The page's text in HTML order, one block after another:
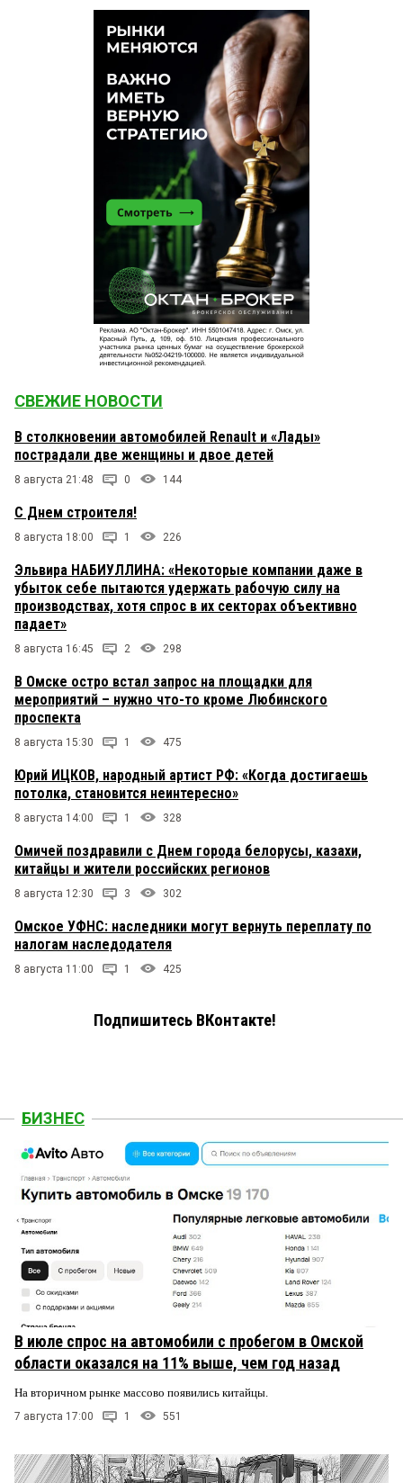
СВЕЖИЕ НОВОСТИ
В столкновении автомобилей Renault и «Лады»
пострадали две женщины и двое детей
8 августа 21:48 0 144
С Днем строителя!
8 августа 18:00 1 226
Эльвира НАБИУЛЛИНА: «Некоторые компании даже в
убыток себе пытаются удержать рабочую силу на
производствах, хотя спрос в их секторах объективно
падает»
8 августа 16:45 2 298
В Омске остро встал запрос на площадки для
мероприятий – нужно что-то кроме Любинского
проспекта
8 августа 15:30 1 475
Юрий ИЦКОВ, народный артист РФ: «Когда достигаешь
потолка, становится неинтересно»
8 августа 14:00 1 328
Омичей поздравили с Днем города белорусы, казахи,
китайцы и жители российских регионов
8 августа 12:30 3 302
Омское УФНС: наследники могут вернуть переплату по
налогам наследодателя
8 августа 11:00 1 425
Подпишитесь ВКонтакте!
БИЗНЕС
В июле спрос на автомобили с пробегом в Омской
области оказался на 11% выше, чем год назад
На вторичном рынке массово появились китайцы.
7 августа 17:00 1 551